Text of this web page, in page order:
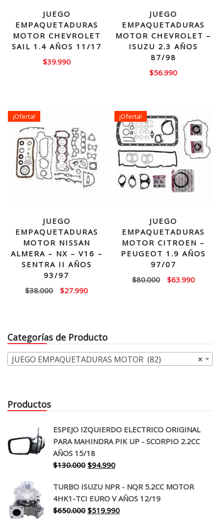
JUEGO
EMPAQUETADURAS
MOTOR CHEVROLET
SAIL 1.4 AÑOS 11/17
$39.990
JUEGO
EMPAQUETADURAS
MOTOR CHEVROLET –
ISUZU 2.3 AÑOS
87/98
$56.990
¡Oferta!
JUEGO
EMPAQUETADURAS
MOTOR NISSAN
ALMERA – NX – V16 –
SENTRA II AÑOS
93/97
$38.000
El
$38.000.
$27.990El
$27.990.
¡Oferta!
JUEGO
EMPAQUETADURAS
MOTOR CITROEN –
PEUGEOT 1.9 AÑOS
97/07
$80.000
El
$63.990El
Categorías de Producto
×
JUEGO EMPAQUETADURAS MOTOR (82)
Productos
ESPEJO IZQUIERDO ELECTRICO ORIGINAL
PARA MAHINDRA PIK UP - SCORPIO 2.2CC
AÑOS 15/18
$130.000 El
original
era:
$130.000.
$94.990El
actual
es:
$94.990.
TURBO ISUZU NPR - NQR 5.2CC MOTOR
4HK1-TCI EURO V AÑOS 12/19
$650.000 El
$519.990El